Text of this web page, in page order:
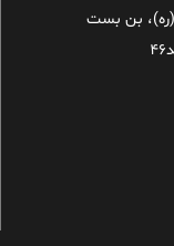
(ره)، بن بست